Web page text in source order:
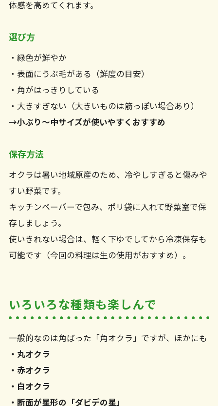
体感を高めてくれます。
選び方
・緑色が鮮やか
・表面にうぶ毛がある（鮮度の目安）
・角がはっきりしている
・大きすぎない（大きいものは筋っぽい場合あり）
→小ぶり〜中サイズが使いやすくおすすめ
保存方法
オクラは暑い地域原産のため、冷やしすぎると傷みや
すい野菜です。
キッチンペーパーで包み、ポリ袋に入れて野菜室で保
存しましょう。
使いきれない場合は、軽く下ゆでしてから冷凍保存も
可能です（今回の料理は生の使用がおすすめ）。
いろいろな種類も楽しんで
一般的なのは角ばった「角オクラ」ですが、ほかにも
・丸オクラ
・赤オクラ
・白オクラ
・断面が星形の「ダビデの星」